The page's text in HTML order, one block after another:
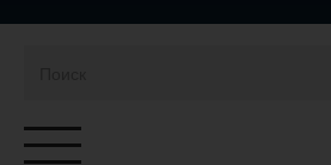
Переключатель